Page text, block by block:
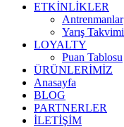
ETKİNLİKLER
Antrenmanlar
Yarış Takvimi
LOYALTY
Puan Tablosu
ÜRÜNLERİMİZ
Anasayfa
BLOG
PARTNERLER
İLETİŞİM